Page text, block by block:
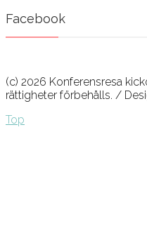
Facebook
(c) 2026 Konferensresa
rättigheter förbehålls. /
Top